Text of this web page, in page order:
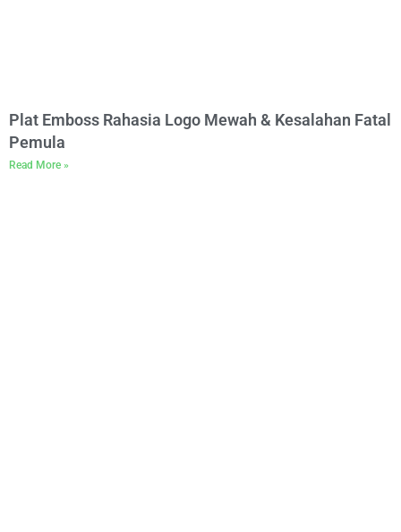
Plat Emboss Rahasia Logo Mewah & Kesalahan Fatal
Pemula
Read More »